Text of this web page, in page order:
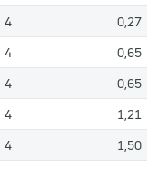
4
0,27
4
0,65
4
0,65
4
1,21
4
1,50